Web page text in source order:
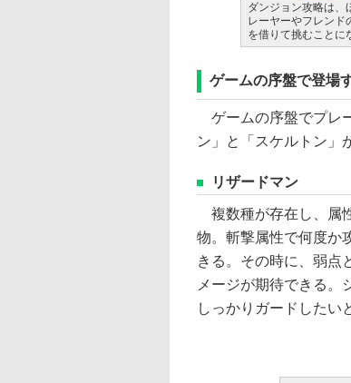
ダンジョン攻略は、
レーヤーやフレンド
を借りて挑むことに
ゲームの序盤で登場
ゲームの序盤でプレ
ン」と「スケルトン」
リザードマン
複数種が存在し、属
物。斬撃属性で何度か
きる。その時に、弱点
メージが期待できる。
しっかりガードしたい